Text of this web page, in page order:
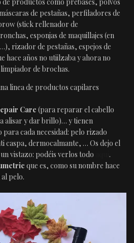
productos como prebases, polvos
de pestañas, perfiladores de
(stick rellenador de
esponjas de maquillajes (en
rizador de pestañas, espejos de
hace años no utiilzaba y ahora no
de brochas.
linea de productos capilares
Care (para reparar el cabello
alisar y dar brillo)… y tienen
cada necesidad: pelo rizado
caspa, dermocalmante, … Os dejo el
vistazo: podéis verlos todo
.
que es, como su nombre hace
pelo.